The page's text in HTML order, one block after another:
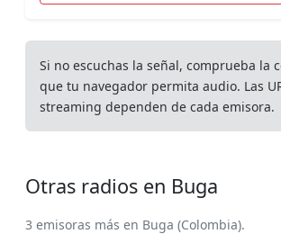
Si no escuchas la señal, comprueba la
que tu navegador permita audio. Las
streaming dependen de cada emisora.
Otras radios en Buga
3 emisoras más en Buga (Colombia).